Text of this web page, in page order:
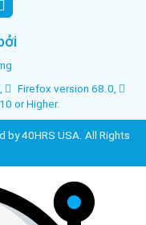
Firefox version 68.0
or Higher.
by40HRS USA . All Rights